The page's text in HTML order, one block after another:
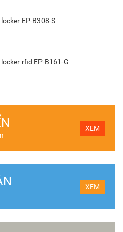
EP-B308-S
rfid EP-B161-G
XEM
XEM